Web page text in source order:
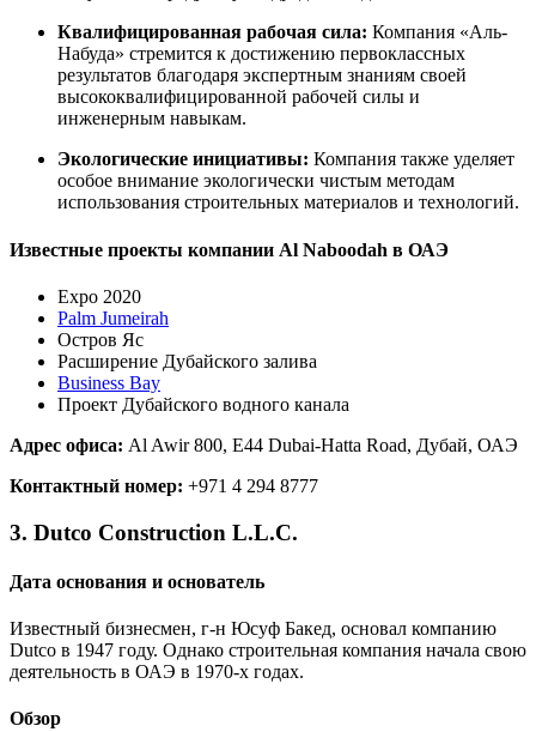
Квалифицированная рабочая сила: Компания «Аль-
Набуда» стремится к достижению первоклассных
результатов благодаря экспертным знаниям своей
высококвалифицированной рабочей силы и
инженерным навыкам.
Экологические инициативы: Компания также уделяет
особое внимание экологически чистым методам
использования строительных материалов и технологий.
Известные проекты компании Al Naboodah в ОАЭ
Expo 2020
Palm Jumeirah
Остров Яс
Расширение Дубайского залива
Business Bay
Проект Дубайского водного канала
Адрес офиса: Al Awir 800, E44 Dubai-Hatta Road, Дубай, ОАЭ
Контактный номер: +971 4 294 8777
3. Dutco Construction L.L.C.
Дата основания и основатель
Известный бизнесмен, г-н Юсуф Бакед, основал компанию
Dutco в 1947 году. Однако строительная компания начала свою
деятельность в ОАЭ в 1970-х годах.
Обзор